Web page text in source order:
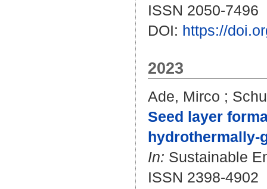
ISSN 2050-7496
DOI: https://
2023
Ade, Mirco ;
Seed layer
hydrothermally-
In: Sustainable
ISSN 2398-4902